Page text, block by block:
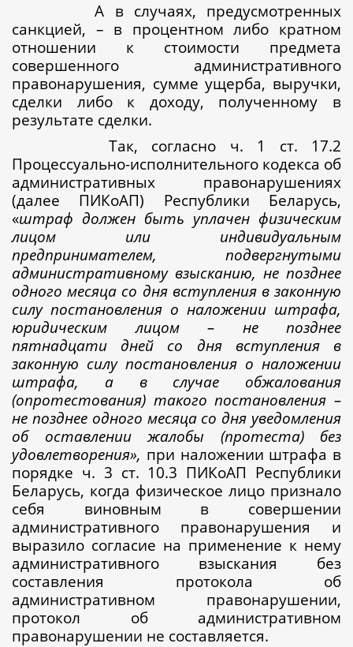
А в случаях, предусмотренных
санкцией, – в процентном либо кратном
отношении к стоимости предмета
совершенного административного
правонарушения, сумме ущерба, выручки,
сделки либо к доходу, полученному в
результате сделки.
Так, согласно ч. 1 ст. 17.2
Процессуально-исполнительного кодекса об
административных правонарушениях
(далее ПИКоАП) Республики Беларусь,
«штраф должен быть уплачен физическим
лицом или индивидуальным
предпринимателем, подвергнутыми
административному взысканию, не позднее
одного месяца со дня вступления в законную
силу постановления о наложении штрафа,
юридическим лицом – не позднее
пятнадцати дней со дня вступления в
законную силу постановления о наложении
штрафа, а в случае обжалования
(опротестования) такого постановления –
не позднее одного месяца со дня уведомления
об оставлении жалобы (протеста) без
удовлетворения», при наложении штрафа в
порядке ч. 3 ст. 10.3 ПИКоАП Республики
Беларусь, когда физическое лицо признало
себя виновным в совершении
административного правонарушения и
выразило согласие на применение к нему
административного взыскания без
составления протокола об
административном правонарушении,
протокол об административном
правонарушении не составляется.